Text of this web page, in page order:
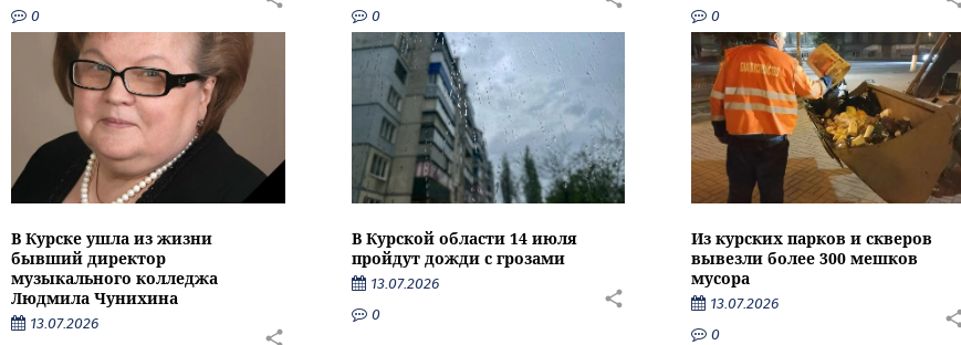
0
0
0
В Курске ушла из жизни
бывший директор
музыкального колледжа
Людмила Чунихина
13.07.2026
В Курской области 14 июля
пройдут дожди с грозами
13.07.2026
0
Из курских парков и скверов
вывезли более 300 мешков
мусора
13.07.2026
0